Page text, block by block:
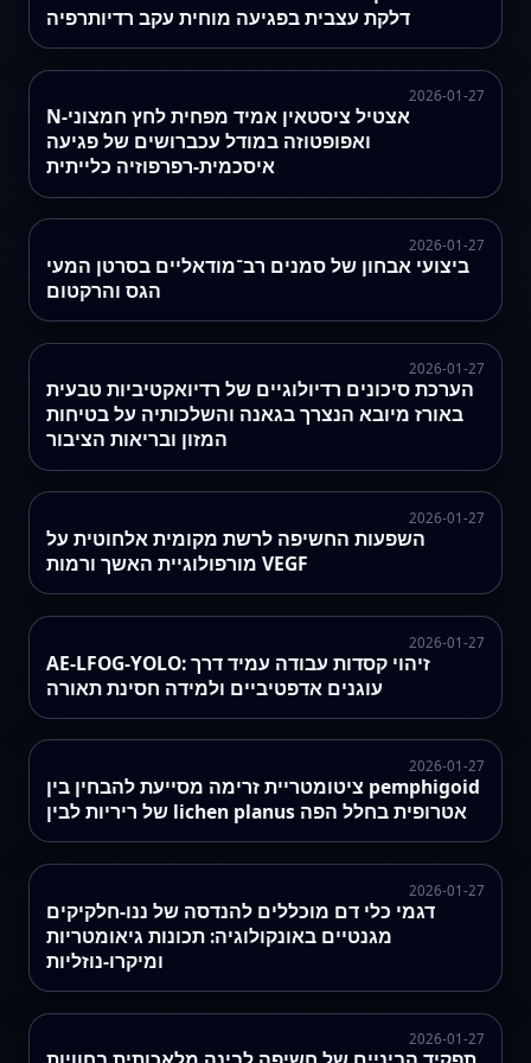
דלקת עצבית בפגיעה מוחית עקב רדיותרפיה
2026-01-27
N‑אצטיל ציסטאין אמיד מפחית לחץ חמצוני
ואפופטוזה במודל עכברושים של פגיעה
איסכמית‑רפרפוזיה כלייתית
2026-01-27
ביצועי אבחון של סמנים רב־מודאליים בסרטן המעי
הגס והרקטום
2026-01-27
הערכת סיכונים רדיולוגיים של רדיואקטיביות טבעית
באורז מיובא הנצרך בגאנה והשלכותיה על בטיחות
המזון ובריאות הציבור
2026-01-27
השפעות החשיפה לרשת מקומית אלחוטית על
מורפולוגיית האשך ורמות VEGF
2026-01-27
AE-LFOG-YOLO: זיהוי קסדות עבודה עמיד דרך
עוגנים אדפטיביים ולמידה חסינת תאורה
2026-01-27
ציטומטריית זרימה מסייעת להבחין בין pemphigoid
של ריריות לבין lichen planus אטרופית בחלל הפה
2026-01-27
דגמי כלי דם מוכללים להנדסה של ננו-חלקיקים
מגנטיים באונקולוגיה: תכונות גיאומטריות
ומיקרו-נוזליות
2026-01-27